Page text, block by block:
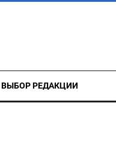
ВЫБОР РЕДАКЦИИ